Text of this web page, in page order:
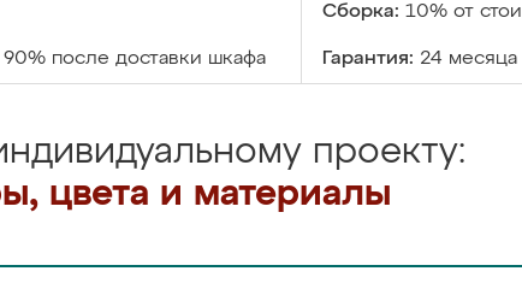
Сборка: 10% от
после доставки шкафа Гарантия: 24 месяца
проекту:
цвета и материалы